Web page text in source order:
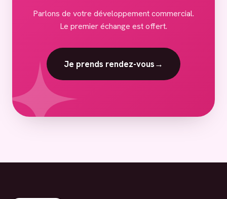
Parlons de votre développement commercial.
Le premier échange est offert.
Je prends rendez-vous→